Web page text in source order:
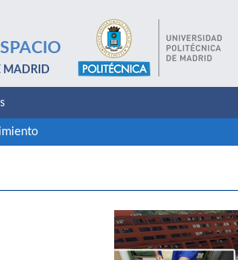
MADRID